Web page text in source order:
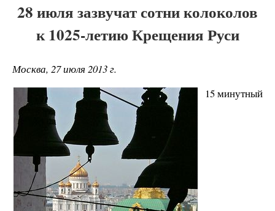
28 июля зазвучат сотни колоколов
к 1025-летию Крещения Руси
Москва, 27 июля 2013 г.
15 минутный